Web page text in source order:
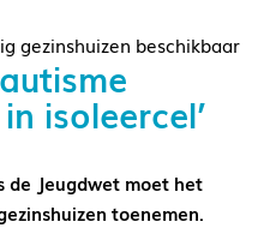
gezinshuizen beschikbaar
isoleercel’
de Jeugdwet moet het
toenemen.